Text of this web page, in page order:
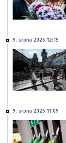
9. srpna 2026 12:15
9. srpna 2026 11:09